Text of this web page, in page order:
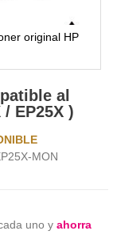
original HP
al
EP25X )
MON
uno y ahorra